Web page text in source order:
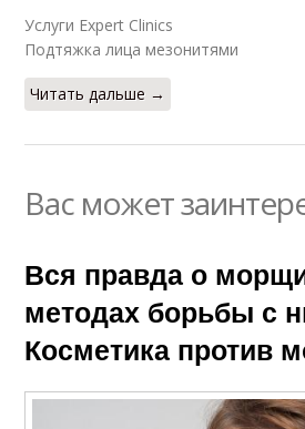
Услуги Expert Clinics
Подтяжка лица мезонитями
Читать дальше →
Вас может
Вся правда о
методах борьбы с
Косметика против